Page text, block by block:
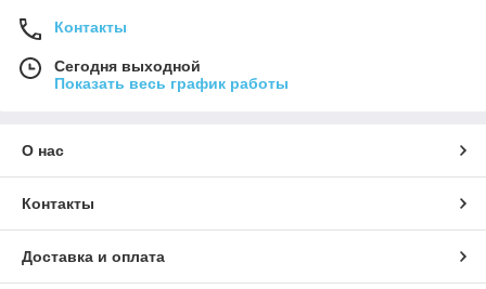
Контакты
Сегодня выходной
Показать весь график работы
О нас
Контакты
Доставка и оплата